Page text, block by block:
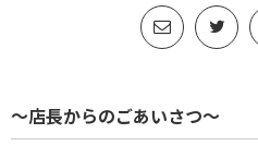
～店長からのごあいさつ～